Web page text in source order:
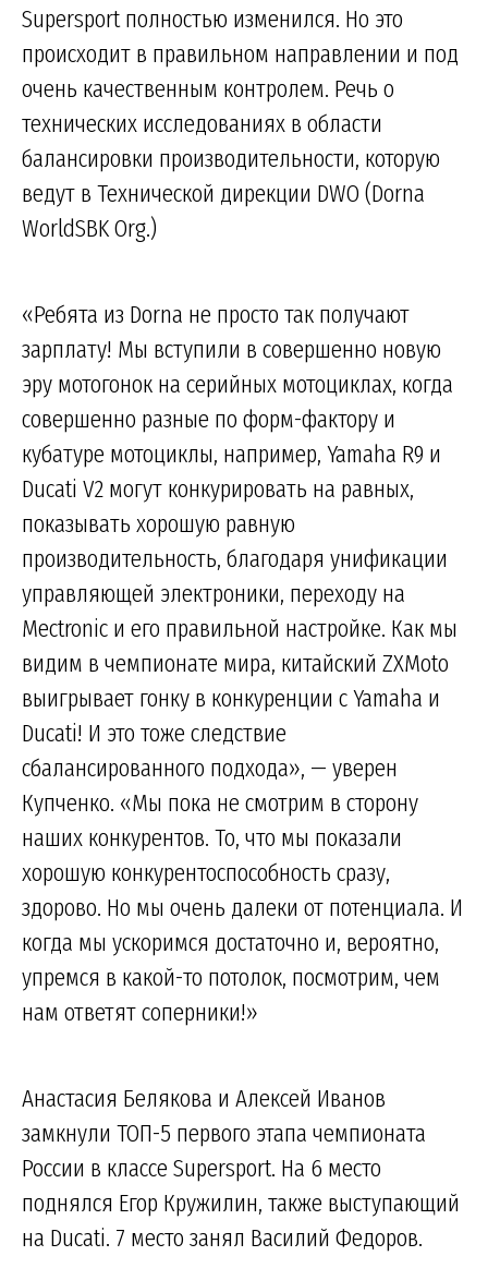
Supersport полностью изменился. Но это
происходит в правильном направлении и под
очень качественным контролем. Речь о
технических исследованиях в области
балансировки производительности, которую
ведут в Технической дирекции DWO (Dorna
WorldSBK Org.)
«Ребята из Dorna не просто так получают
зарплату! Мы вступили в совершенно новую
эру мотогонок на серийных мотоциклах, когда
совершенно разные по форм-фактору и
кубатуре мотоциклы, например, Yamaha R9 и
Ducati V2 могут конкурировать на равных,
показывать хорошую равную
производительность, благодаря унификации
управляющей электроники, переходу на
Mectronic и его правильной настройке. Как мы
видим в чемпионате мира, китайский ZXMoto
выигрывает гонку в конкуренции с Yamaha и
Ducati! И это тоже следствие
сбалансированного подхода», — уверен
Купченко. «Мы пока не смотрим в сторону
наших конкурентов. То, что мы показали
хорошую конкурентоспособность сразу,
здорово. Но мы очень далеки от потенциала. И
когда мы ускоримся достаточно и, вероятно,
упремся в какой-то потолок, посмотрим, чем
нам ответят соперники!»
Анастасия Белякова и Алексей Иванов
замкнули ТОП-5 первого этапа чемпионата
России в классе Supersport. На 6 место
поднялся Егор Кружилин, также выступающий
на Ducati. 7 место занял Василий Федоров.